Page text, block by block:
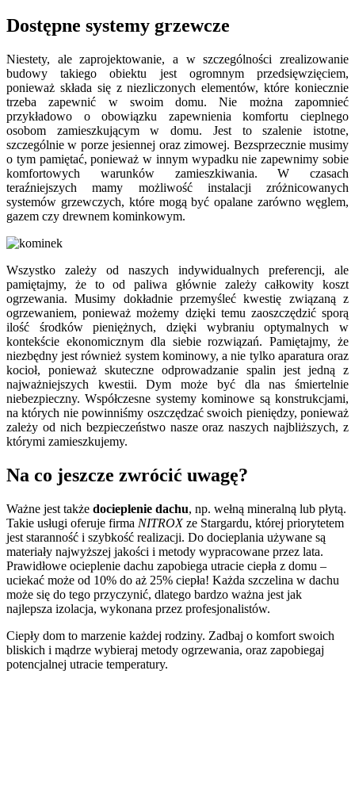
Dostępne systemy grzewcze
Niestety, ale zaprojektowanie, a w szczególności zrealizowanie
budowy takiego obiektu jest ogromnym przedsięwzięciem,
ponieważ składa się z niezliczonych elementów, które koniecznie
trzeba zapewnić w swoim domu. Nie można zapomnieć
przykładowo o obowiązku zapewnienia komfortu cieplnego
osobom zamieszkującym w domu. Jest to szalenie istotne,
szczególnie w porze jesiennej oraz zimowej. Bezsprzecznie musimy
o tym pamiętać, ponieważ w innym wypadku nie zapewnimy sobie
komfortowych warunków zamieszkiwania. W czasach
teraźniejszych mamy możliwość instalacji zróżnicowanych
systemów grzewczych, które mogą być opalane zarówno węglem,
gazem czy drewnem kominkowym.
Wszystko zależy od naszych indywidualnych preferencji, ale
pamiętajmy, że to od paliwa głównie zależy całkowity koszt
ogrzewania. Musimy dokładnie przemyśleć kwestię związaną z
ogrzewaniem, ponieważ możemy dzięki temu zaoszczędzić sporą
ilość środków pieniężnych, dzięki wybraniu optymalnych w
kontekście ekonomicznym dla siebie rozwiązań. Pamiętajmy, że
niezbędny jest również system kominowy, a nie tylko aparatura oraz
kocioł, ponieważ skuteczne odprowadzanie spalin jest jedną z
najważniejszych kwestii. Dym może być dla nas śmiertelnie
niebezpieczny. Współczesne systemy kominowe są konstrukcjami,
na których nie powinniśmy oszczędzać swoich pieniędzy, ponieważ
zależy od nich bezpieczeństwo nasze oraz naszych najbliższych, z
którymi zamieszkujemy.
Na co jeszcze zwrócić uwagę?
Ważne jest także docieplenie dachu, np. wełną mineralną lub płytą.
Takie usługi oferuje firma NITROXze Stargardu, której priorytetem
jest staranność i szybkość realizacji. Do docieplania używane są
materiały najwyższej jakości i metody wypracowane przez lata.
Prawidłowe ocieplenie dachu zapobiega utracie ciepła z domu –
uciekać może od 10% do aż 25% ciepła! Każda szczelina w dachu
może się do tego przyczynić, dlatego bardzo ważna jest jak
najlepsza izolacja, wykonana przez profesjonalistów.
Ciepły dom to marzenie każdej rodziny. Zadbaj o komfort swoich
bliskich i mądrze wybieraj metody ogrzewania, oraz zapobiegaj
potencjalnej utracie temperatury.